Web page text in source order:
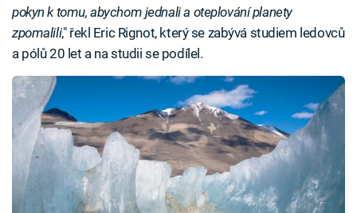
pokyn k tomu, abychom jednali a oteplování planety
zpomalili," řekl Eric Rignot, který se zabývá studiem ledovců
a pólů 20 let a na studii se podílel.